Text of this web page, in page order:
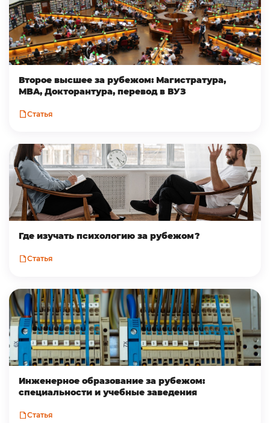
Второе высшее за рубежом: Магистратура,
MBA, Докторантура, перевод в ВУЗ
Статья
Где изучать психологию за рубежом?
Статья
Инженерное образование за рубежом:
специальности и учебные заведения
Статья